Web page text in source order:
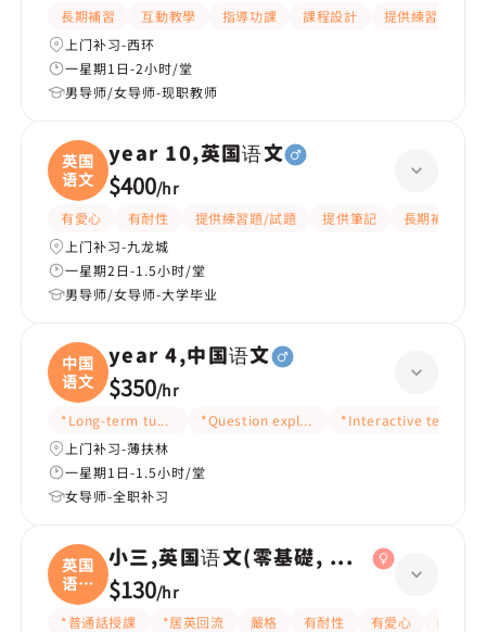
長期補習 互動教學 指導功課 課程設計
提供練習題/試題
上门补习-西环
一星期1日-2小时/堂
男导师/女导师-现职教师
英国
语文
year 10,英国语文
$400/hr
有愛心 有耐性 提供練習題/試題 提供筆記
長期補習
上门补习-九龙城
一星期2日-1.5小时/堂
男导师/女导师-大学毕业
中国
语文
year 4,中国语文
$350/hr
*Long-term tutoring *Question explanation*Interactive teaching
上门补习-薄扶林
一星期1日-1.5小时/堂
女导师-全职补习
英国
语文
(
小三,英国语文(零基礎, 會話)
$130/hr
*普通話授課 *居英回流 嚴格 有耐性 有愛心
細心